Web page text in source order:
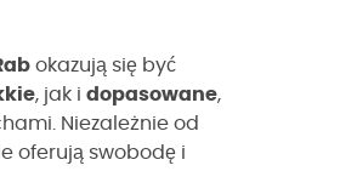
okazują się być
, jak i dopasowane,
Niezależnie od
oferują swobodę i